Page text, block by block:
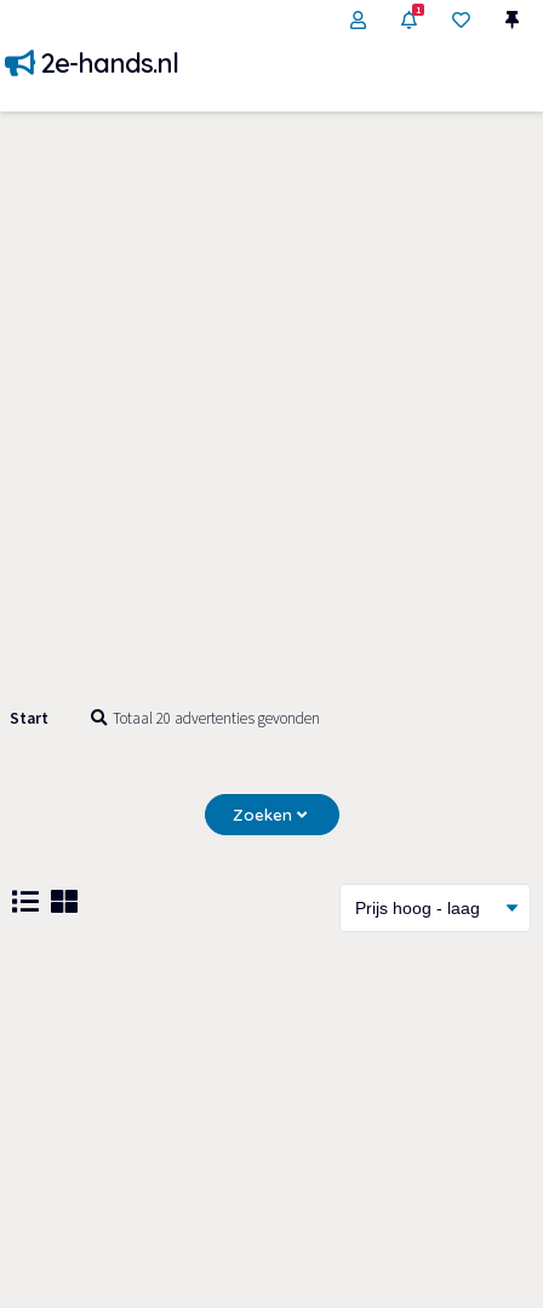
1
2e-hands.nl
Start Totaal 20 advertenties gevonden
Zoeken